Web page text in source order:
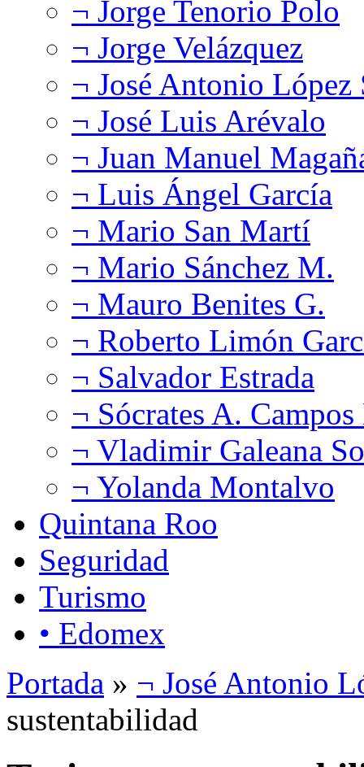
¬ Jorge Tenorio Polo
¬ Jorge Velázquez
¬ José Antonio López
¬ José Luis Arévalo
¬ Juan Manuel
¬ Luis Ángel García
¬ Mario San Martí
¬ Mario Sánchez M.
¬ Mauro Benites G.
¬ Roberto Limón
¬ Salvador Estrada
¬ Sócrates A.
¬ Vladimir Galeana
¬ Yolanda Montalvo
Quintana Roo
Seguridad
Turismo
• Edomex
Portada » ¬ José Antonio
sustentabilidad